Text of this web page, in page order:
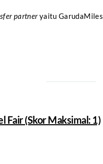
partneryaitu GarudaMiles
Fair (Skor Maksimal: 1)